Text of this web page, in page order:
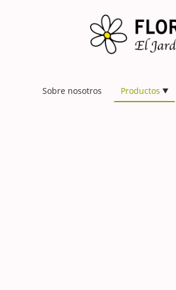
Sobre nosotros Productos